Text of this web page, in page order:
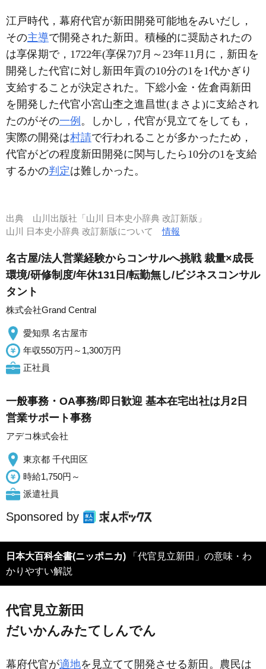
江戸時代，幕府代官が新田開発可能地をみいだし，
その主導で開発された新田。積極的に奨励されたの
は享保期で，1722年(享保7)7月～23年11月に，新田を
開発した代官に対し新田年貢の10分の1を1代かぎり
支給することが決定された。下総小金・佐倉両新田
を開発した代官小宮山杢之進昌世(まさよ)に支給され
たのがその一例 。しかし，代官が見立てをしても，
実際の開発は村請で行われることが多かったため，
代官がどの程度新田開発に関与したら10分の1を支給
するかの判定は難しかった。
出典 山川出版社「山川 日本史小辞典 改訂新版」
山川 日本史小辞典 改訂新版について情報
名古屋/法人営業経験からコンサルへ挑戦 裁量×成長
環境/研修制度/年休131日/転勤無し/ビジネスコンサル
タント
株式会社Grand Central
愛知県 名古屋市
年収550万円～1,300万円
正社員
一般事務・OA事務/即日歓迎 基本在宅出社は月2日
営業サポート事務
アデコ株式会社
東京都 千代田区
時給1,750円～
派遣社員
Sponsored by
日本大百科全書(ニッポニカ) 「代官見立新田」の意味・わ
かりやすい解説
代官見立新田
だいかんみたてしんでん
幕府代官が適地を見立てて開発させる新田。農民は